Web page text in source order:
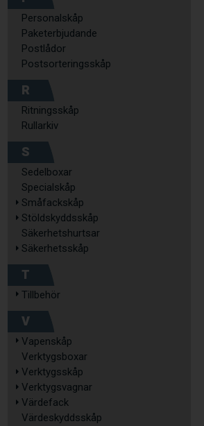
Personalskåp
Paketerbjudande
Postlådor
Postsorteringsskåp
R
Ritningsskåp
Rullarkiv
S
Sedelboxar
Specialskåp
Småfackskåp
Stöldskyddsskåp
Säkerhetshurtsar
Säkerhetsskåp
T
Tillbehör
V
Vapenskåp
Verktygsboxar
Verktygsskåp
Verktygsvagnar
Värdefack
Värdeskyddsskåp